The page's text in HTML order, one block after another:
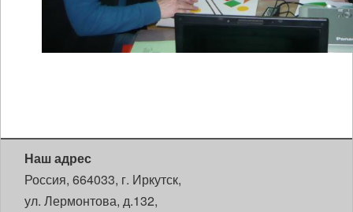
Наш адрес
Россия, 664033, г. Иркутск,
ул. Лермонтова, д.132,